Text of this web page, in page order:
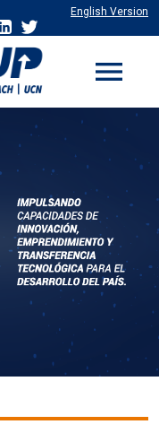
English Version
menu